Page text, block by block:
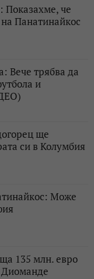
Показахме, че
Панатинайкос
Вече трябва да
и
ще
си в Колумбия
Може
135 млн. евро
Диоманде